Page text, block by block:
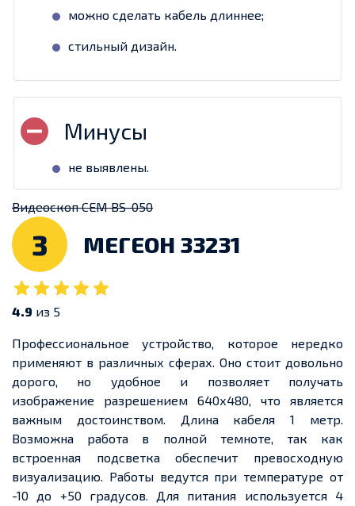
можно сделать кабель длиннее;
стильный дизайн.
не выявлены.
Видеоскоп CEM BS-050
3 МЕГЕОН 33231
4.9 из 5
Профессиональное устройство, которое нередко
применяют в различных сферах. Оно стоит довольно
дорого, но удобное и позволяет получать
изображение разрешением 640х480, что является
важным достоинством. Длина кабеля 1 метр.
Возможна работа в полной темноте, так как
встроенная подсветка обеспечит превосходную
визуализацию. Работы ведутся при температуре от
-10 до +50 градусов. Для питания используется 4